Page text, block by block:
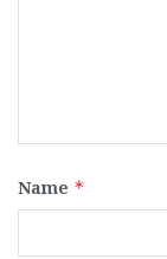
Name *